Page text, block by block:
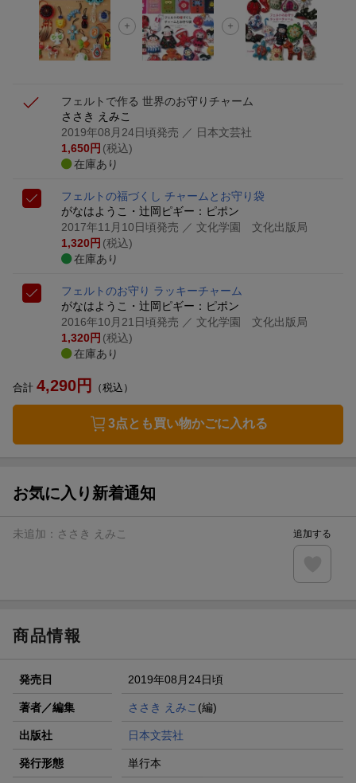
進呈
条件達成で楽天限定・宝塚歌劇 宙組貸切公演ペアチケット
が当たる
フェルトで作る 世界のお守りチャーム
ささき えみこ
2019年08月24日頃発売 ／ 日本文芸社
1,650円 (税込)
在庫あり
フェルトの福づくし チャームとお守り袋
がなはようこ・辻岡ピギー：ピポン
2017年11月10日頃発売 ／ 文化学園 文化出版局
1,320円 (税込)
在庫あり
フェルトのお守り ラッキーチャーム
がなはようこ・辻岡ピギー：ピポン
2016年10月21日頃発売 ／ 文化学園 文化出版局
1,320円 (税込)
在庫あり
合計 4,290円 （税込）
3点とも買い物かごに入れる
お気に入り新着通知
未追加： ささき えみこ 追加する
商品情報
発売日 2019年08月24日頃
著者／編集 ささき えみこ (編)
出版社 日本文芸社
発行形態 単行本